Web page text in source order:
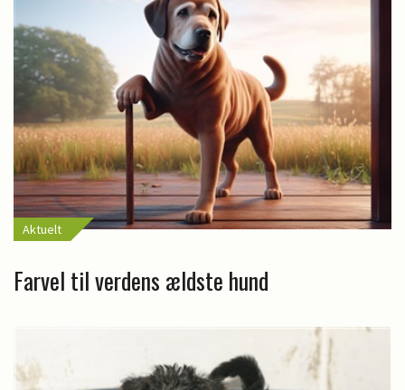
Aktuelt
Farvel til verdens ældste hund